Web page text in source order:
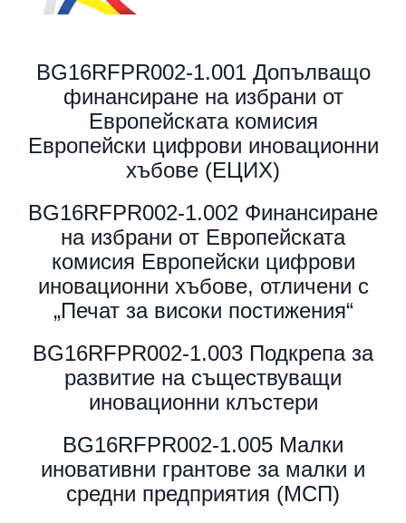
BG16RFPR002-1.001 Допълващо
финансиране на избрани от
Европейската комисия
Европейски цифрови иновационни
хъбове (ЕЦИХ)
BG16RFPR002-1.002 Финансиране
на избрани от Европейската
комисия Европейски цифрови
иновационни хъбове, отличени с
„Печат за високи постижения“
BG16RFPR002-1.003 Подкрепа за
развитие на съществуващи
иновационни клъстери
BG16RFPR002-1.005 Малки
иновативни грантове за малки и
средни предприятия (МСП)